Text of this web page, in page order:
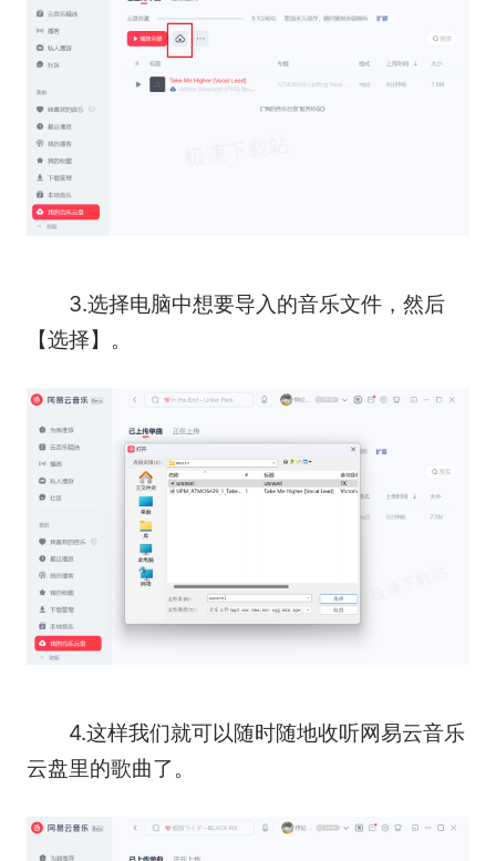
3.选择电脑中想要导入的音乐文件，然后
【选择】。
4.这样我们就可以随时随地收听网易云音乐
云盘里的歌曲了。